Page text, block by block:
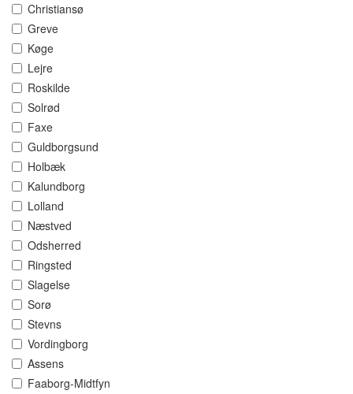
Christiansø
Greve
Køge
Lejre
Roskilde
Solrød
Faxe
Guldborgsund
Holbæk
Kalundborg
Lolland
Næstved
Odsherred
Ringsted
Slagelse
Sorø
Stevns
Vordingborg
Assens
Faaborg-Midtfyn